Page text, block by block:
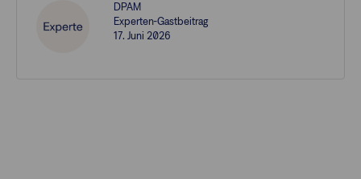
DPAM
Experten-Gastbeitrag
17. Juni 2026